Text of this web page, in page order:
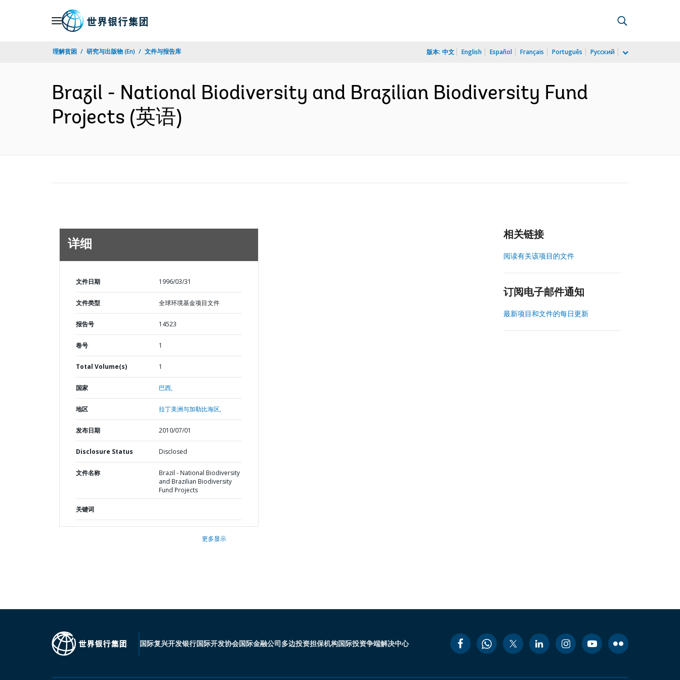
理解贫困 研究与出版物 (En) 文件与报告库 版本: 中文 English Español Français Português Русский
Brazil - National Biodiversity and Brazilian Biodiversity Fund
Projects (英语)
详细
文件日期 1996/03/31
文件类型 全球环境基金项目文件
报告号 14523
卷号 1
Total Volume(s) 1
国家 巴西,
地区 拉丁美洲与加勒比海区,
发布日期 2010/07/01
Disclosure Status Disclosed
文件名称
Brazil - National Biodiversity
and Brazilian Biodiversity
Fund Projects
关键词
更多显示
相关链接
阅读有关该项目的文件
订阅电子邮件通知
最新项目和文件的每日更新
国际复兴开发银行国际开发协会国际金融公司多边投资担保机构国际投资争端解决中心